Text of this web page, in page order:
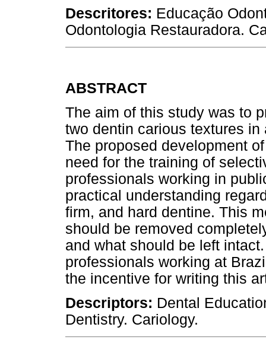
Descritores: Educação
Odontologia Restauradora.
ABSTRACT
The aim of this study was to
two dentin carious textures
The proposed development
need for the training of
professionals working in
practical understanding
firm, and hard dentine. This
should be removed
and what should be left
professionals working at
the incentive for writing this
Descriptors: Dental
Dentistry. Cariology.